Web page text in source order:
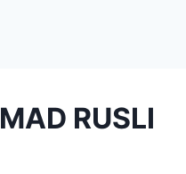
RUSLI